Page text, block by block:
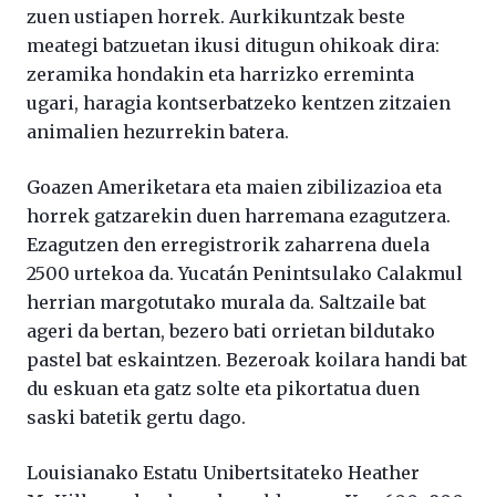
zuen ustiapen horrek. Aurkikuntzak beste
meategi batzuetan ikusi ditugun ohikoak dira:
zeramika hondakin eta harrizko erreminta
ugari, haragia kontserbatzeko kentzen zitzaien
animalien hezurrekin batera.
Goazen Ameriketara eta maien zibilizazioa eta
horrek gatzarekin duen harremana ezagutzera.
Ezagutzen den erregistrorik zaharrena duela
2500 urtekoa da. Yucatán Penintsulako Calakmul
herrian margotutako murala da. Saltzaile bat
ageri da bertan, bezero bati orrietan bildutako
pastel bat eskaintzen. Bezeroak koilara handi bat
du eskuan eta gatz solte eta pikortatua duen
saski batetik gertu dago.
Louisianako Estatu Unibertsitateko Heather